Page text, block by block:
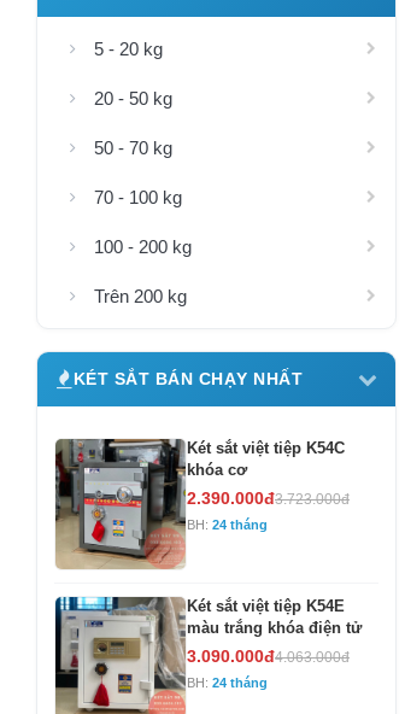
5 - 20 kg
20 - 50 kg
50 - 70 kg
70 - 100 kg
100 - 200 kg
Trên 200 kg
KÉT SẮT BÁN CHẠY NHẤT
Két sắt việt tiệp K54C
khóa cơ
2.390.000đ3.723.000đ
BH: 24 tháng
Két sắt việt tiệp K54E
màu trắng khóa điện tử
3.090.000đ4.063.000đ
BH: 24 tháng